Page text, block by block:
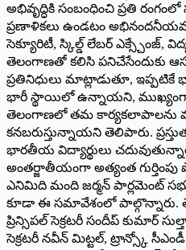
అభివృద్ధికి సంబంధించి ప్రతి
ప్రణాళికలు ఉండటం
‌సెక్యూరిటీ, స్కిల్డ్ ‌లేబర్‌ ఎక్స్చేంజ్‌,
తెలంగాణతో కలిసి పనిచేసేందుకు
‌ప్రతినిధులు మాట్లాడుతూ, ఇప్పటికే
భారీ స్థాయిలో ఉన్నాయని,
తెలంగాణలో తమ కార్యకలాపాలను
కనబరుస్తున్నాయని తెలిపారు.
భారతీయ విద్యార్థులు
అంతర్జాతీయంగా అత్యంత
ఎనిమిది మంది జర్మన్‌ ‌పార్లమెంట్‌
కూడా ఈ సమావేశంలో పాల్గొన్నారు.
ప్రిన్సిపల్‌ ‌సెక్రటరీ సందీప్‌ ‌కుమార్‌
‌సెక్రటరీ నవీన్‌ ‌మిట్టల్‌, ‌ట్రాన్స్కో